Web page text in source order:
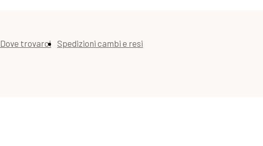
Dove trovarci Spedizioni cambi e resi